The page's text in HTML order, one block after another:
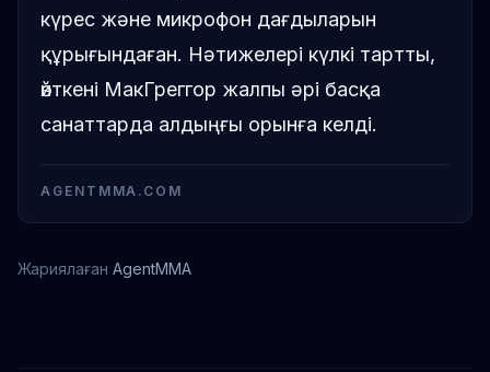
күрес және микрофон дағдыларын
құрығындаған. Нәтижелері күлкі тартты,
өйткені МакГреггор жалпы әрі басқа
санаттарда алдыңғы орынға келді.
AGENTMMA.COM
Жариялаған AgentMMA